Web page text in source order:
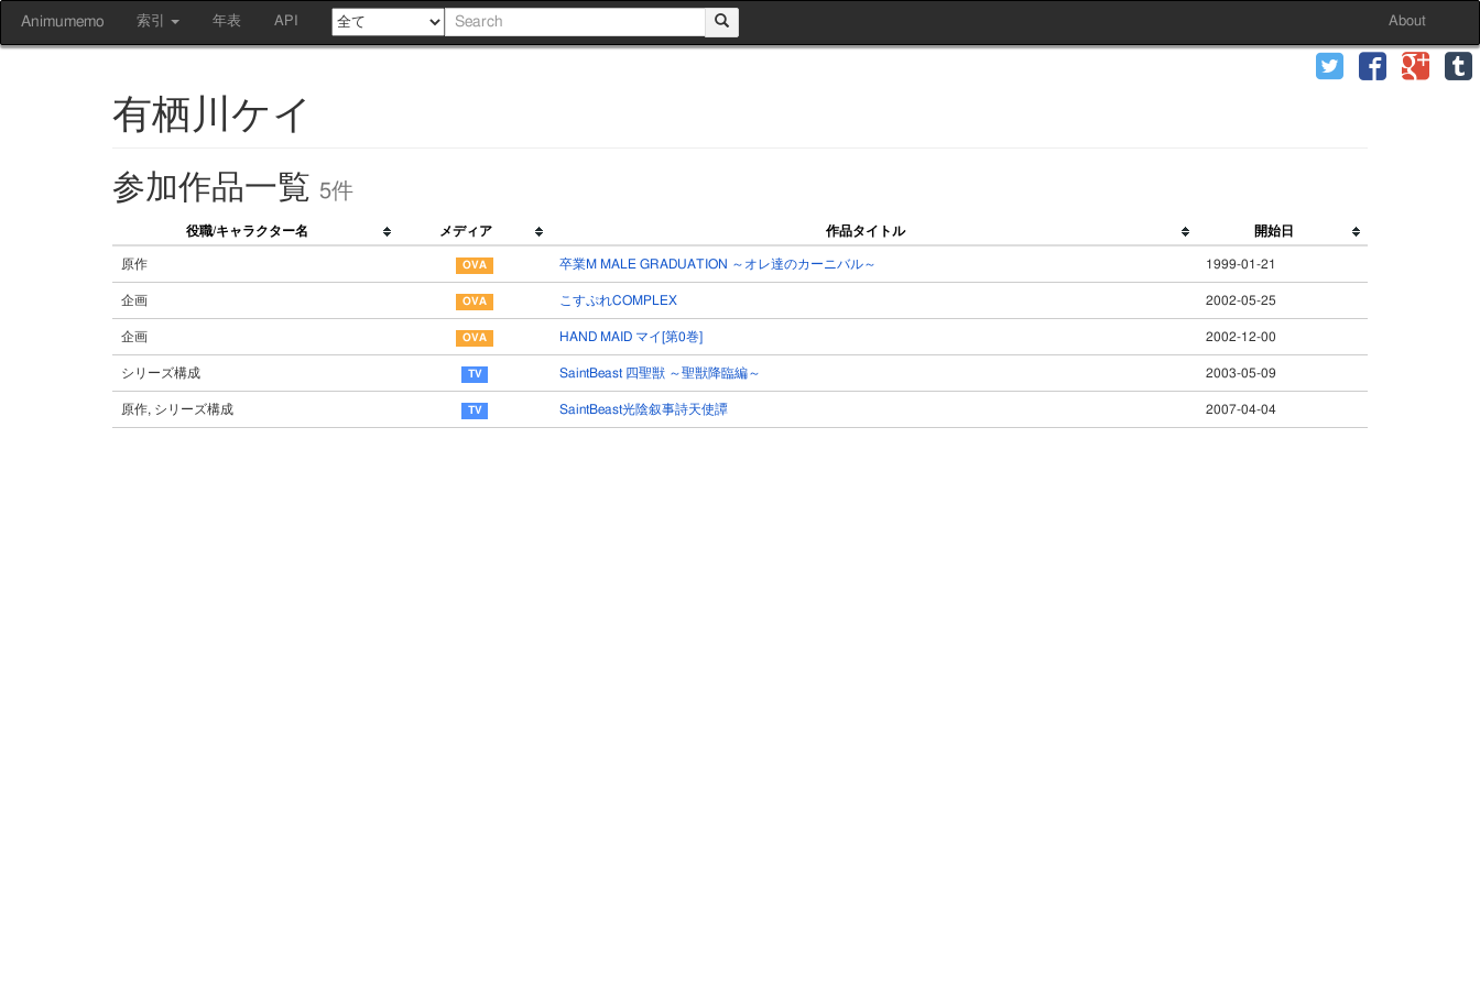
Animumemo 索引 年表 API About
有栖川ケイ
参加作品一覧 5件
役職/キャラクター名 メディア 作品タイトル 開始日
原作 卒業M MALE GRADUATION ～オレ達のカーニバル～ 1999-01-21
企画 こすぷれCOMPLEX 2002-05-25
企画 HAND MAID マイ[第0巻] 2002-12-00
シリーズ構成 SaintBeast 四聖獣 ～聖獣降臨編～ 2003-05-09
原作, シリーズ構成 SaintBeast光陰叙事詩天使譚 2007-04-04